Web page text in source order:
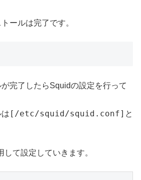
ールは完了です。
完了したらSquidの設定を行って
[/etc/squid/squid.conf] と
て設定していきます。